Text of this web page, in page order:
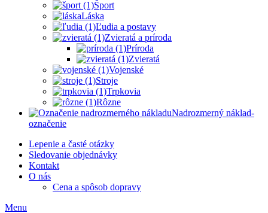
Šport
Láska
Ľudia a postavy
Zvieratá a príroda
Príroda
Zvieratá
Vojenské
Stroje
Trpkovia
Rôzne
Nadrozmerný náklad-
označenie
Lepenie a časté otázky
Sledovanie objednávky
Kontakt
O nás
Cena a spôsob dopravy
Menu